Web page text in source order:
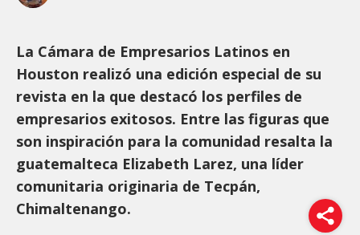
La Cámara de Empresarios Latinos en
Houston realizó una edición especial de su
revista en la que destacó los perfiles de
empresarios exitosos. Entre las figuras que
son inspiración para la comunidad resalta la
guatemalteca Elizabeth Larez, una líder
comunitaria originaria de Tecpán,
Chimaltenango.